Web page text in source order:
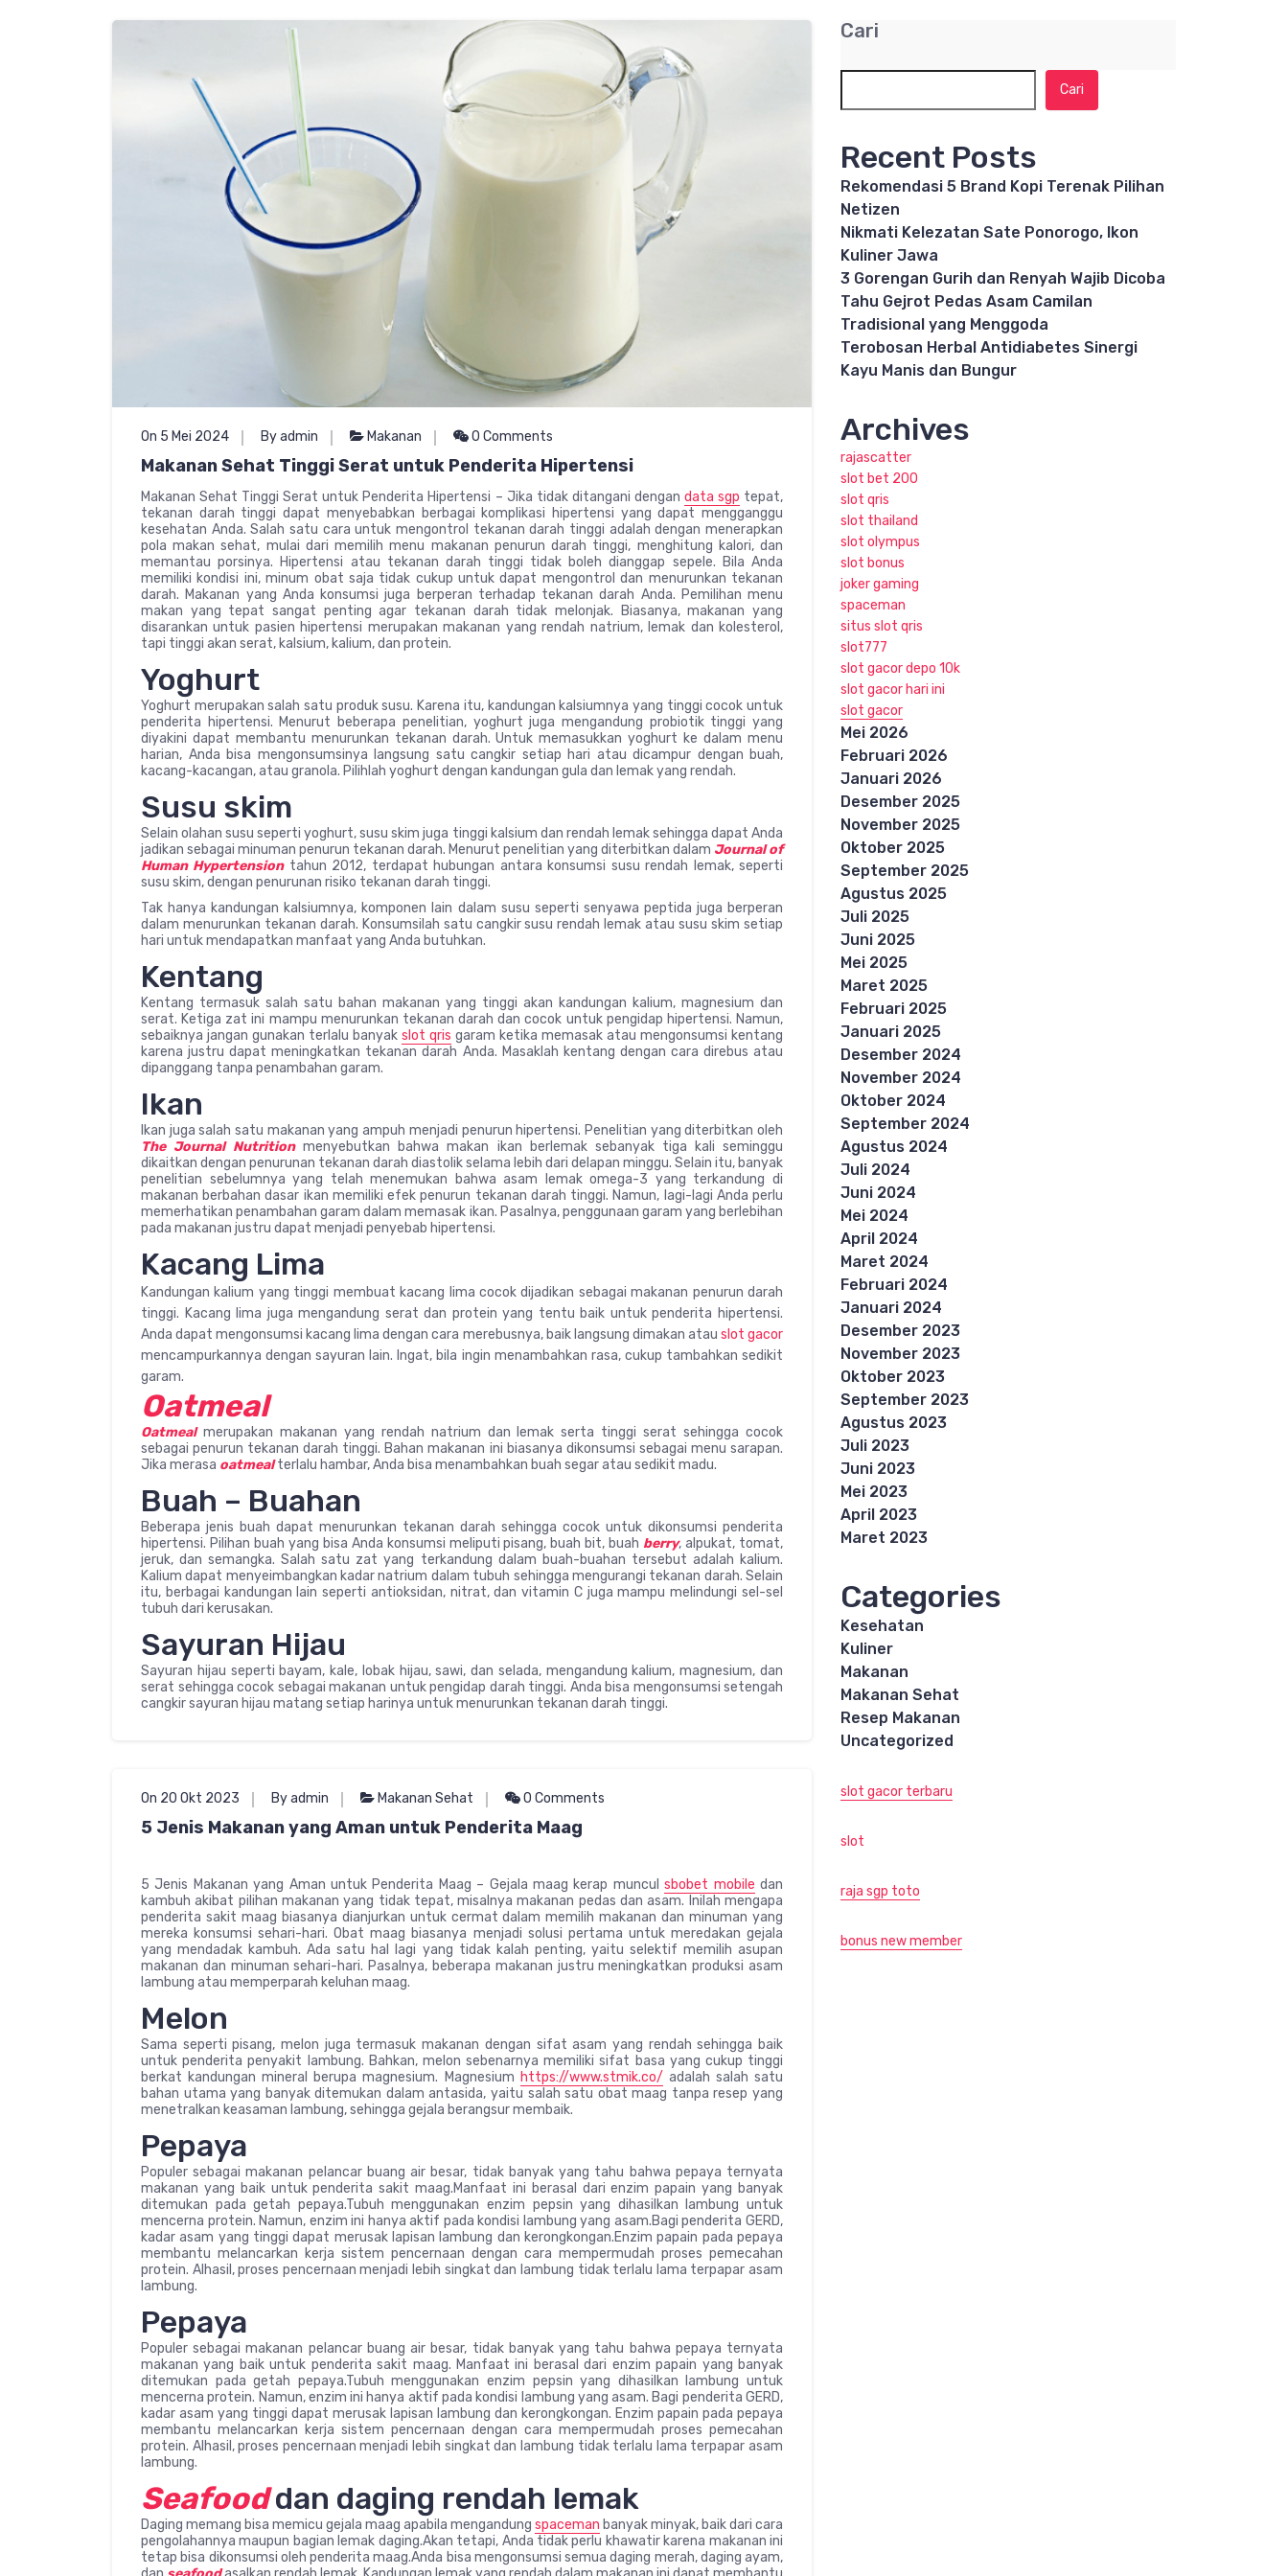
On 5 Mei 2024 By admin Makanan 0 Comments
Makanan Sehat Tinggi Serat untuk Penderita Hipertensi
Makanan Sehat Tinggi Serat untuk Penderita Hipertensi – Jika tidak ditangani dengan data sgp tepat,
tekanan darah tinggi dapat menyebabkan berbagai komplikasi hipertensi yang dapat mengganggu
kesehatan Anda. Salah satu cara untuk mengontrol tekanan darah tinggi adalah dengan menerapkan
pola makan sehat, mulai dari memilih menu makanan penurun darah tinggi, menghitung kalori, dan
memantau porsinya. Hipertensi atau tekanan darah tinggi tidak boleh dianggap sepele. Bila Anda
memiliki kondisi ini, minum obat saja tidak cukup untuk dapat mengontrol dan menurunkan tekanan
darah. Makanan yang Anda konsumsi juga berperan terhadap tekanan darah Anda. Pemilihan menu
makan yang tepat sangat penting agar tekanan darah tidak melonjak. Biasanya, makanan yang
disarankan untuk pasien hipertensi merupakan makanan yang rendah natrium, lemak dan kolesterol,
tapi tinggi akan serat, kalsium, kalium, dan protein.
Yoghurt
Yoghurt merupakan salah satu produk susu. Karena itu, kandungan kalsiumnya yang tinggi cocok untuk
penderita hipertensi. Menurut beberapa penelitian, yoghurt juga mengandung probiotik tinggi yang
diyakini dapat membantu menurunkan tekanan darah. Untuk memasukkan yoghurt ke dalam menu
harian, Anda bisa mengonsumsinya langsung satu cangkir setiap hari atau dicampur dengan buah,
kacang-kacangan, atau granola. Pilihlah yoghurt dengan kandungan gula dan lemak yang rendah.
Susu skim
Selain olahan susu seperti yoghurt, susu skim juga tinggi kalsium dan rendah lemak sehingga dapat Anda
jadikan sebagai minuman penurun tekanan darah. Menurut penelitian yang diterbitkan dalam Journal of
Human Hypertensiontahun 2012, terdapat hubungan antara konsumsi susu rendah lemak, seperti
susu skim, dengan penurunan risiko tekanan darah tinggi.
Tak hanya kandungan kalsiumnya, komponen lain dalam susu seperti senyawa peptida juga berperan
dalam menurunkan tekanan darah. Konsumsilah satu cangkir susu rendah lemak atau susu skim setiap
hari untuk mendapatkan manfaat yang Anda butuhkan.
Kentang
Kentang termasuk salah satu bahan makanan yang tinggi akan kandungan kalium, magnesium dan
serat. Ketiga zat ini mampu menurunkan tekanan darah dan cocok untuk pengidap hipertensi. Namun,
sebaiknya jangan gunakan terlalu banyak slot qris garam ketika memasak atau mengonsumsi kentang
karena justru dapat meningkatkan tekanan darah Anda. Masaklah kentang dengan cara direbus atau
dipanggang tanpa penambahan garam.
Ikan
Ikan juga salah satu makanan yang ampuh menjadi penurun hipertensi. Penelitian yang diterbitkan oleh
The Journal Nutritionmenyebutkan bahwa makan ikan berlemak sebanyak tiga kali seminggu
dikaitkan dengan penurunan tekanan darah diastolik selama lebih dari delapan minggu. Selain itu, banyak
penelitian sebelumnya yang telah menemukan bahwa asam lemak omega-3 yang terkandung di
makanan berbahan dasar ikan memiliki efek penurun tekanan darah tinggi. Namun, lagi-lagi Anda perlu
memerhatikan penambahan garam dalam memasak ikan. Pasalnya, penggunaan garam yang berlebihan
pada makanan justru dapat menjadi penyebab hipertensi.
Kacang Lima
Kandungan kalium yang tinggi membuat kacang lima cocok dijadikan sebagai makanan penurun darah
tinggi. Kacang lima juga mengandung serat dan protein yang tentu baik untuk penderita hipertensi.
Anda dapat mengonsumsi kacang lima dengan cara merebusnya, baik langsung dimakan atau slot gacor
mencampurkannya dengan sayuran lain. Ingat, bila ingin menambahkan rasa, cukup tambahkan sedikit
garam.
Oatmeal
Oatmealmerupakan makanan yang rendah natrium dan lemak serta tinggi serat sehingga cocok
sebagai penurun tekanan darah tinggi. Bahan makanan ini biasanya dikonsumsi sebagai menu sarapan.
Jika merasa oatmealterlalu hambar, Anda bisa menambahkan buah segar atau sedikit madu.
Buah – Buahan
Beberapa jenis buah dapat menurunkan tekanan darah sehingga cocok untuk dikonsumsi penderita
hipertensi. Pilihan buah yang bisa Anda konsumsi meliputi pisang, buah bit, buah berry, alpukat, tomat,
jeruk, dan semangka. Salah satu zat yang terkandung dalam buah-buahan tersebut adalah kalium.
Kalium dapat menyeimbangkan kadar natrium dalam tubuh sehingga mengurangi tekanan darah. Selain
itu, berbagai kandungan lain seperti antioksidan, nitrat, dan vitamin C juga mampu melindungi sel-sel
tubuh dari kerusakan.
Sayuran Hijau
Sayuran hijau seperti bayam, kale, lobak hijau, sawi, dan selada, mengandung kalium, magnesium, dan
serat sehingga cocok sebagai makanan untuk pengidap darah tinggi. Anda bisa mengonsumsi setengah
cangkir sayuran hijau matang setiap harinya untuk menurunkan tekanan darah tinggi.
On 20 Okt 2023 By admin Makanan Sehat 0 Comments
5 Jenis Makanan yang Aman untuk Penderita Maag
5 Jenis Makanan yang Aman untuk Penderita Maag – Gejala maag kerap munculsbobet mobile dan
kambuh akibat pilihan makanan yang tidak tepat, misalnya makanan pedas dan asam. Inilah mengapa
penderita sakit maag biasanya dianjurkan untuk cermat dalam memilih makanan dan minuman yang
mereka konsumsi sehari-hari. Obat maag biasanya menjadi solusi pertama untuk meredakan gejala
yang mendadak kambuh. Ada satu hal lagi yang tidak kalah penting, yaitu selektif memilih asupan
makanan dan minuman sehari-hari. Pasalnya, beberapa makanan justru meningkatkan produksi asam
lambung atau memperparah keluhan maag.
Melon
Sama seperti pisang, melon juga termasuk makanan dengan sifat asam yang rendah sehingga baik
untuk penderita penyakit lambung. Bahkan, melon sebenarnya memiliki sifat basa yang cukup tinggi
berkat kandungan mineral berupa magnesium. Magnesium https://www.stmik.co/ adalah salah satu
bahan utama yang banyak ditemukan dalam antasida, yaitu salah satu obat maag tanpa resep yang
menetralkan keasaman lambung, sehingga gejala berangsur membaik.
Pepaya
Populer sebagai makanan pelancar buang air besar, tidak banyak yang tahu bahwa pepaya ternyata
makanan yang baik untuk penderita sakit maag.Manfaat ini berasal dari enzim papain yang banyak
ditemukan pada getah pepaya.Tubuh menggunakan enzim pepsin yang dihasilkan lambung untuk
mencerna protein. Namun, enzim ini hanya aktif pada kondisi lambung yang asam.Bagi penderita GERD,
kadar asam yang tinggi dapat merusak lapisan lambung dan kerongkongan.Enzim papain pada pepaya
membantu melancarkan kerja sistem pencernaan dengan cara mempermudah proses pemecahan
protein. Alhasil, proses pencernaan menjadi lebih singkat dan lambung tidak terlalu lama terpapar asam
lambung.
Pepaya
Populer sebagai makanan pelancar buang air besar, tidak banyak yang tahu bahwa pepaya ternyata
makanan yang baik untuk penderita sakit maag. Manfaat ini berasal dari enzim papain yang banyak
ditemukan pada getah pepaya.Tubuh menggunakan enzim pepsin yang dihasilkan lambung untuk
mencerna protein. Namun, enzim ini hanya aktif pada kondisi lambung yang asam. Bagi penderita GERD,
kadar asam yang tinggi dapat merusak lapisan lambung dan kerongkongan. Enzim papain pada pepaya
membantu melancarkan kerja sistem pencernaan dengan cara mempermudah proses pemecahan
protein. Alhasil, proses pencernaan menjadi lebih singkat dan lambung tidak terlalu lama terpapar asam
lambung.
Seafooddan daging rendah lemak
Daging memang bisa memicu gejala maag apabila mengandung spaceman banyak minyak, baik dari cara
pengolahannya maupun bagian lemak daging.Akan tetapi, Anda tidak perlu khawatir karena makanan ini
tetap bisa dikonsumsi oleh penderita maag.Anda bisa mengonsumsi semua daging merah, daging ayam,
Cari
Cari
Recent Posts
Rekomendasi 5 Brand Kopi Terenak Pilihan
Netizen
Nikmati Kelezatan Sate Ponorogo, Ikon
Kuliner Jawa
3 Gorengan Gurih dan Renyah Wajib Dicoba
Tahu Gejrot Pedas Asam Camilan
Tradisional yang Menggoda
Terobosan Herbal Antidiabetes Sinergi
Kayu Manis dan Bungur
Archives
rajascatter
slot bet 200
slot qris
slot thailand
slot olympus
slot bonus
joker gaming
spaceman
situs slot qris
slot777
slot gacor depo 10k
slot gacor hari ini
slot gacor
Mei 2026
Februari 2026
Januari 2026
Desember 2025
November 2025
Oktober 2025
September 2025
Agustus 2025
Juli 2025
Juni 2025
Mei 2025
Maret 2025
Februari 2025
Januari 2025
Desember 2024
November 2024
Oktober 2024
September 2024
Agustus 2024
Juli 2024
Juni 2024
Mei 2024
April 2024
Maret 2024
Februari 2024
Januari 2024
Desember 2023
November 2023
Oktober 2023
September 2023
Agustus 2023
Juli 2023
Juni 2023
Mei 2023
April 2023
Maret 2023
Categories
Kesehatan
Kuliner
Makanan
Makanan Sehat
Resep Makanan
Uncategorized
slot gacor terbaru
slot
raja sgp toto
bonus new member